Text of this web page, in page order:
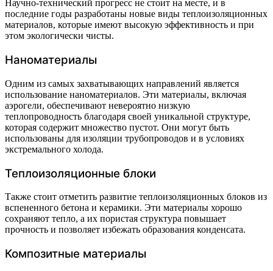
Научно-технический прогресс не стоит на месте, и в
последние годы разработаны новые виды теплоизоляционных
материалов, которые имеют высокую эффективность и при
этом экологически чисты.
Наноматериалы
Одним из самых захватывающих направлений является
использование наноматериалов. Эти материалы, включая
аэрогели, обеспечивают невероятно низкую
теплопроводность благодаря своей уникальной структуре,
которая содержит множество пустот. Они могут быть
использованы для изоляции трубопроводов и в условиях
экстремального холода.
Теплоизоляционные блоки
Также стоит отметить развитие теплоизоляционных блоков из
вспененного бетона и керамики. Эти материалы хорошо
сохраняют тепло, а их пористая структура повышает
прочность и позволяет избежать образования конденсата.
Композитные материалы